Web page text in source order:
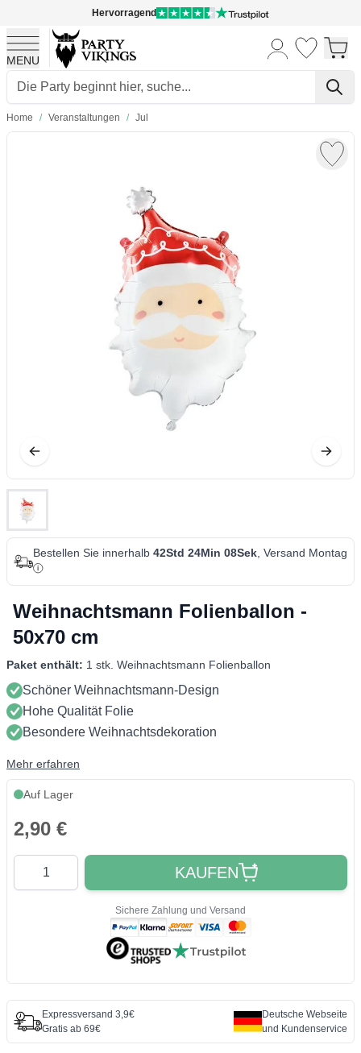
Hervorragend
MENU
Skip to Content
Home / Veranstaltungen / Jul
Bestellen Sie innerhalb 42Std 24Min 08Sek , Versand Montag
Weihnachtsmann Folienballon -
50x70 cm
Paket enthält: 1 stk. Weihnachtsmann Folienballon
Schöner Weihnachtsmann-Design
Hohe Qualität Folie
Besondere Weihnachtsdekoration
Mehr erfahren
Auf Lager
2,90 €
Quantity
KAUFEN
Sichere Zahlung und Versand
Expressversand 3,9€
Gratis ab 69€
Deutsche Webseite
und Kundenservice